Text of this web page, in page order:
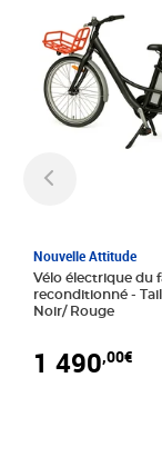
Nouvelle Attitude
Vélo électrique du
reconditionné - Taille normale -
Noir/ Rouge
1 490,00€